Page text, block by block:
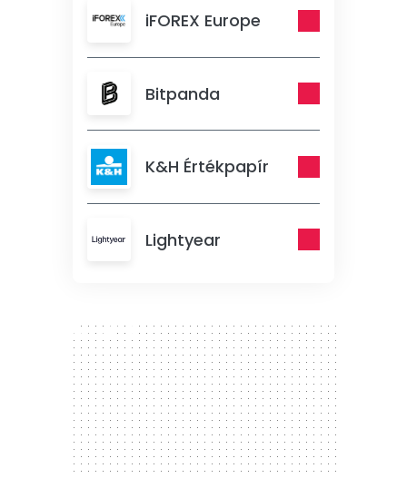
iFOREX Europe
Bitpanda
K&H Értékpapír
Lightyear
300 x 250